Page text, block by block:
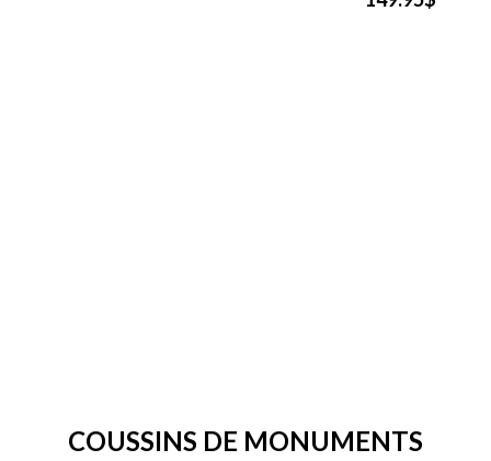
COUSSINS DE MONUMENTS